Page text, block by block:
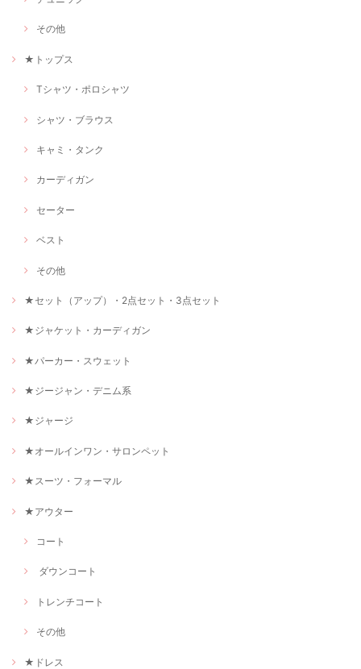
その他
★トップス
Tシャツ・ポロシャツ
シャツ・ブラウス
キャミ・タンク
カーディガン
セーター
ベスト
その他
★セット（アップ）・2点セット・3点セット
★ジャケット・カーディガン
★パーカー・スウェット
★ジージャン・デニム系
★ジャージ
★オールインワン・サロンペット
★スーツ・フォーマル
★アウター
コート
ダウンコート
トレンチコート
その他
★ドレス